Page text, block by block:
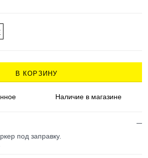
В КОРЗИНУ
Наличиев магазине
под заправку.